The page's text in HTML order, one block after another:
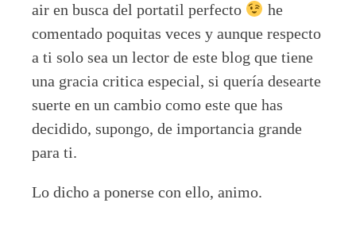
air en busca del portatil perfecto
he
comentado poquitas veces y aunque respecto
a ti solo sea un lector de este blog que tiene
una gracia critica especial, si quería desearte
suerte en un cambio como este que has
decidido, supongo, de importancia grande
para ti.
Lo dicho a ponerse con ello, animo.